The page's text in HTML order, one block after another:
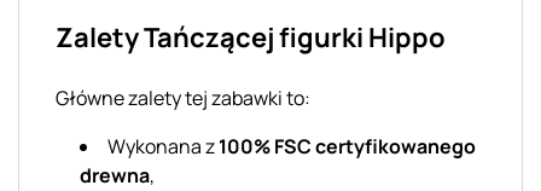
Zalety Tańczącej figurki Hippo
Główne zalety tej zabawki to:
Wykonana z100% FSC certyfikowanego
drewna,